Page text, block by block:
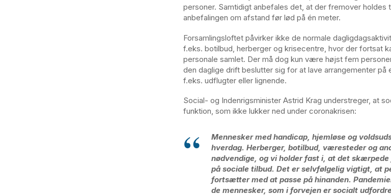
personer. Samtidigt anbefales det, at der fremover holdes
anbefalingen om afstand før lød på én meter.
Forsamlingsloftet påvirker ikke de normale
f.eks. botilbud, herberger og krisecentre, hvor der fortsat
personale samlet. Der må dog kun være højst fem
den daglige drift beslutter sig for at lave arrangementer på
f.eks. udflugter eller lignende.
Social- og Indenrigsminister Astrid Krag understreger, at
funktion, som ikke lukker ned under coronakrisen:
Mennesker med handicap, hjemløse og
hverdag. Herberger, botilbud, væresteder og
nødvendige, og vi holder fast i, at det
på sociale tilbud. Det er selvfølgelig vigtigt, at
fortsætter med at passe på hinanden.
de mennesker, som i forvejen er socialt